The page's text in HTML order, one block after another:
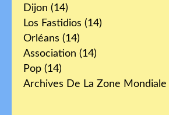
Dijon (14)
Los Fastidios (14)
Orléans (14)
Association (14)
Pop (14)
Archives De La Zone Mondiale